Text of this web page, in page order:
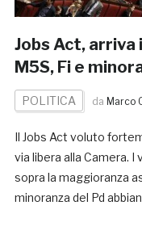
Jobs Act, arriva
M5S, Fi e
POLITICA da Marco
Il Jobs Act voluto
via libera alla Camera.
sopra la maggioranza
minoranza del Pd